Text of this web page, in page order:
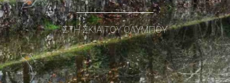
ΣΤΗ ΣΚΙΑ ΤΟΥ ΟΛΥΜΠΟΥ